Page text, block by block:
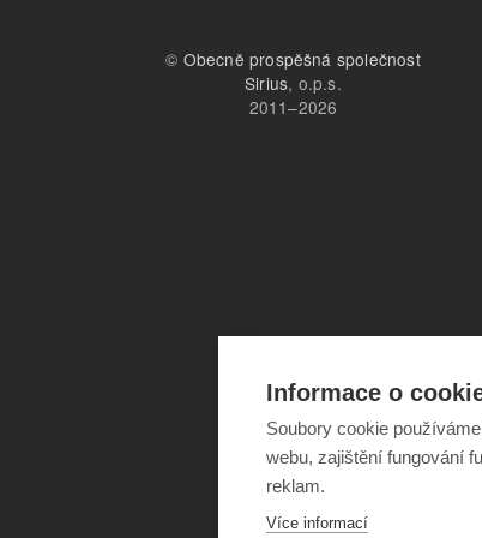
© Obecně prospěšná společnost
Sirius, o.p.s.
2011–2026
Informace o
Soubory cookie
webu, zajištění fungování
reklam.
Více informací